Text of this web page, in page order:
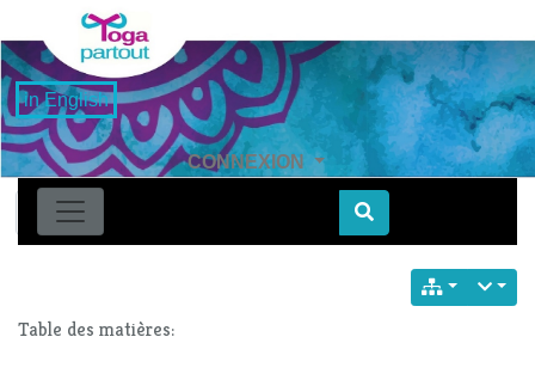
in English
CONNEXION
Find
Table des matières: